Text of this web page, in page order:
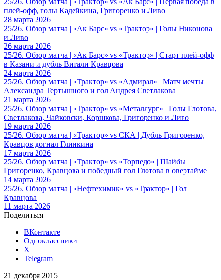
плей-офф, голы Кадейкина, Григоренко и Ливо
28 марта 2026
25/26. Обзор матча | «Ак Барс» vs «Трактор» | Голы Никонова
и Ливо
26 марта 2026
25/26. Обзор матча | «Ак Барс» vs «Трактор» | Старт плей-офф
в Казани и дубль Витали Кравцова
24 марта 2026
25/26. Обзор матча | «Трактор» vs «Адмирал» | Матч мечты
Александра Тертышного и гол Андрея Светлакова
21 марта 2026
25/26. Обзор матча | «Трактор» vs «Металлург» | Голы Глотова,
Светлакова, Чайковски, Коршкова, Григоренко и Ливо
19 марта 2026
25/26. Обзор матча | «Трактор» vs СКА | Дубль Григоренко,
Кравцов догнал Глинкина
17 марта 2026
25/26. Обзор матча | «Трактор» vs «Торпедо» | Шайбы
Григоренко, Кравцова и победный гол Глотова в овертайме
14 марта 2026
25/26. Обзор матча | «Нефтехимик» vs «Трактор» | Гол
Кравцова
11 марта 2026
Поделиться
ВКонтакте
Одноклассники
X
Telegram
21 декабря 2015